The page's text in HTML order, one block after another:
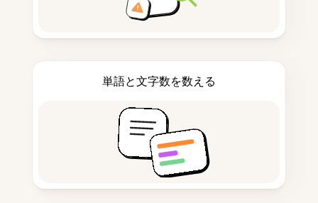
単語と文字数を数える